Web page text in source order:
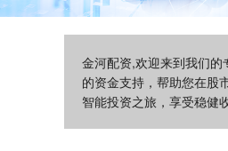
金河配资,欢迎来到我们
的资金支持，帮助您在股
智能投资之旅，享受稳健